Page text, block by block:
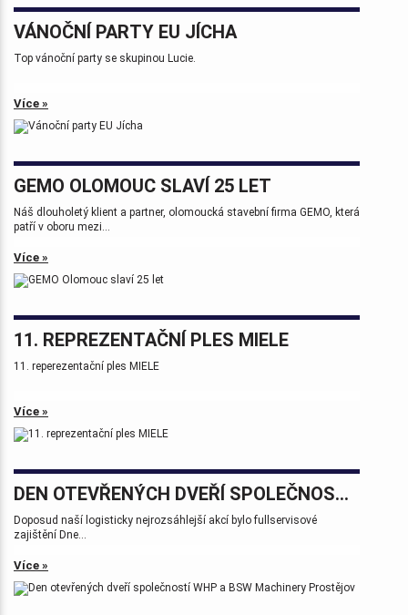
VÁNOČNÍ PARTY EU JÍCHA
Top vánoční party se skupinou Lucie.
Více »
GEMO OLOMOUC SLAVÍ 25 LET
Náš dlouholetý klient a partner, olomoucká stavební firma GEMO, která
patří v oboru mezi...
Více »
11. REPREZENTAČNÍ PLES MIELE
11. reperezentační ples MIELE
Více »
DEN OTEVŘENÝCH DVEŘÍ SPOLEČNOSTÍ WHP A BSW MACHINERY PROSTĚJOV
Doposud naší logisticky nejrozsáhlejší akcí bylo fullservisové
zajištění Dne...
Více »